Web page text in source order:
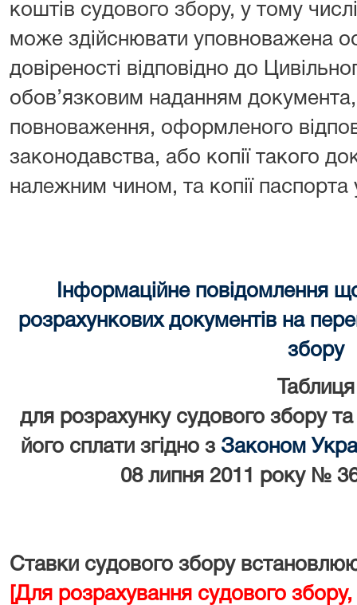
коштів судового збору, у тому
може здійснювати уповноважена
довіреності відповідно до
обов’язковим наданням документа,
повноваження, оформленого
законодавства, або копії такого
належним чином, та копії
Інформаційне повідомлення
розрахункових документів на
збору
Таблиця
для розрахунку судового збору
його сплати згідно з Законом
08 липня 2011 року №
Ставки судового збору
[Для розрахування судового